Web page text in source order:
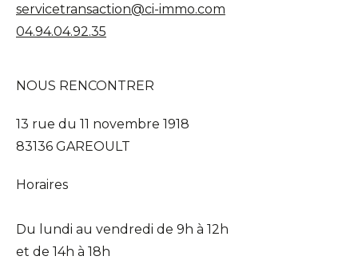
servicetransaction@ci-immo.com
04.94.04.92.35
NOUS RENCONTRER
13 rue du 11 novembre 1918
83136 GAREOULT
Horaires
Du lundi au vendredi de 9h à 12h
et de 14h à 18h